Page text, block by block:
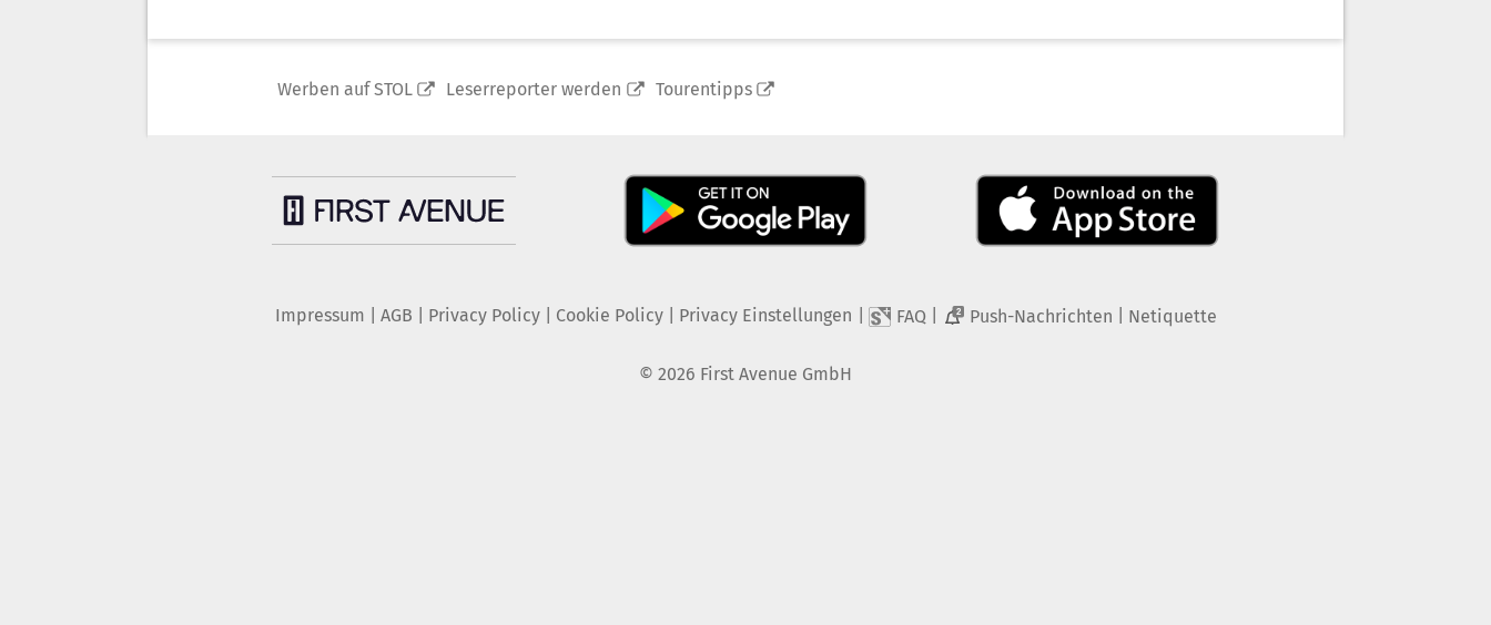
Werben auf STOL Leserreporter werden Tourentipps
Impressum AGB Privacy Policy| Cookie Policy| Privacy Einstellungen FAQ 2 Push-Nachrichten Netiquette
© 2026 First Avenue GmbH